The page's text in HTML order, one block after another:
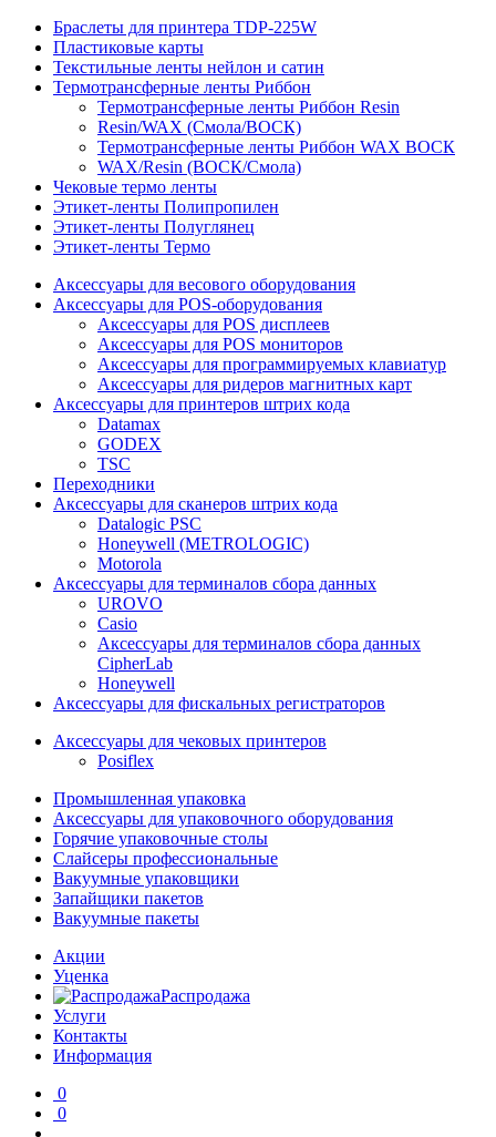
Браслеты для принтера TDP-225W
Пластиковые карты
Текстильные ленты нейлон и сатин
Термотрансферные ленты Риббон
Термотрансферные ленты Риббон Resin
Resin/WAX (Смола/ВОСК)
Термотрансферные ленты Риббон WAX ВОСК
WAX/Resin (ВОСК/Смола)
Чековые термо ленты
Этикет-ленты Полипропилен
Этикет-ленты Полуглянец
Этикет-ленты Термо
Аксессуары для весового оборудования
Аксессуары для POS-оборудования
Аксессуары для POS дисплеев
Аксессуары для POS мониторов
Аксессуары для программируемых клавиатур
Аксессуары для ридеров магнитных карт
Аксессуары для принтеров штрих кода
Datamax
GODEX
TSC
Переходники
Аксессуары для сканеров штрих кода
Datalogic PSC
Honeywell (METROLOGIC)
Motorola
Аксессуары для терминалов сбора данных
UROVO
Casio
Аксессуары для терминалов сбора данных
CipherLab
Honeywell
Аксессуары для фискальных регистраторов
Аксессуары для чековых принтеров
Posiflex
Промышленная упаковка
Аксессуары для упаковочного оборудования
Горячие упаковочные столы
Слайсеры профессиональные
Вакуумные упаковщики
Запайщики пакетов
Вакуумные пакеты
Акции
Уценка
Распродажа
Услуги
Контакты
Информация
0
0